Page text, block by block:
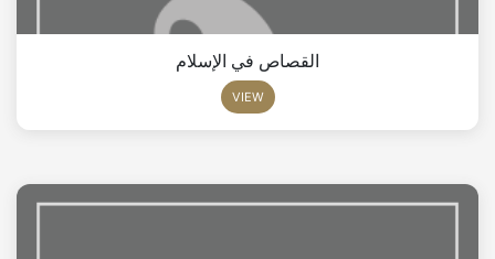
القصاص في الإسلام
VIEW